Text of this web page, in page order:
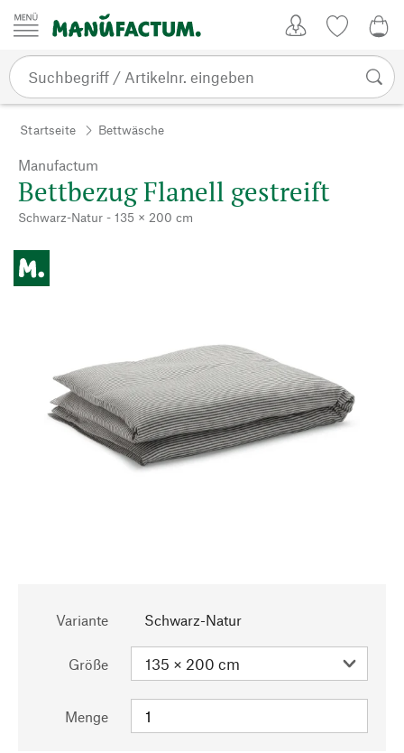
Zum Inhalt springen
Startseite Bettwäsche
Manufactum
Bettbezug Flanell gestreift
Schwarz-Natur - 135 × 200 cm
Variante Schwarz-Natur
Größe
Menge